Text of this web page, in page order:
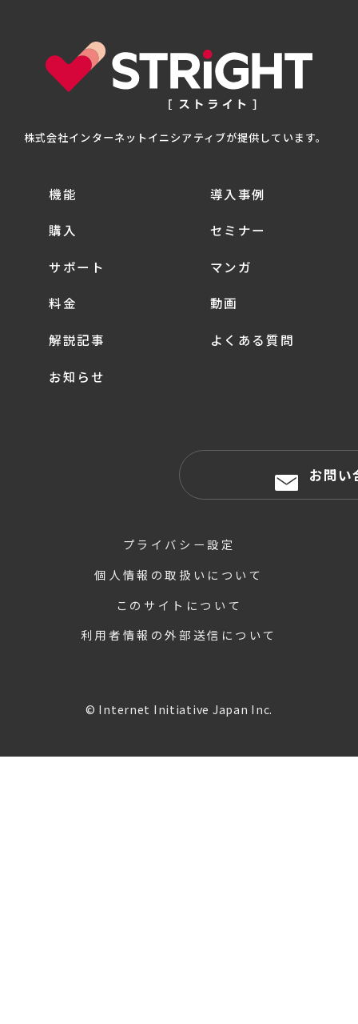
株式会社インターネットイニシアティブが提供しています。
機能
購入
サポート
料金
導入事例
セミナー
マンガ
動画
解説記事 よくある質問
お知らせ
プライバシー設定
個人情報の取扱いについて
このサイトについて
利用者情報の外部送信について
お問い
© Internet Initiative Japan Inc.